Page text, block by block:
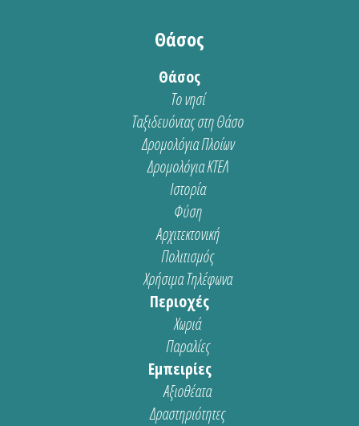
Θάσος
Θάσος
Το νησί
Ταξιδευόντας στη Θάσο
Δρομολόγια Πλοίων
Δρομολόγια ΚΤΕΛ
Ιστορία
Φύση
Αρχιτεκτονική
Πολιτισμός
Χρήσιμα Τηλέφωνα
Περιοχές
Χωριά
Παραλίες
Εμπειρίες
Αξιοθέατα
Δραστηριότητες